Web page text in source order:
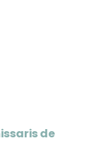
de